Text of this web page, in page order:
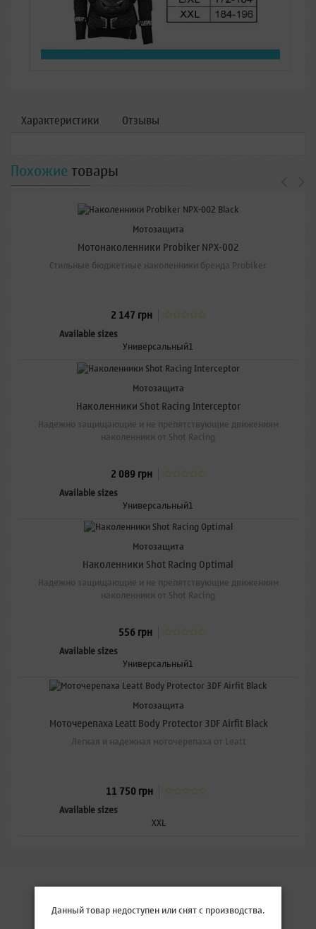
Характеристики Отзывы
Похожиетовары
Мотозащита
Мотонаколенники Probiker NPX-002
Стильные бюджетные наколенники бренда Probiker
2 147 грн
Available sizes
Универсальный1
Мотозащита
Наколенники Shot Racing Interceptor
Надежно защищающие и не препятствующие движениям
наколенники от Shot Racing
2 089 грн
Available sizes
Универсальный1
Мотозащита
Наколенники Shot Racing Optimal
Надежно защищающие и не препятствующие движениям
наколенники от Shot Racing
556 грн
Available sizes
Универсальный1
Мотозащита
Моточерепаха Leatt Body Protector 3DF Airfit Black
Легкая и надежная моточерепаха от Leatt
11 750 грн
Available sizes
XXL
Данный товар недоступен или снят с производства.